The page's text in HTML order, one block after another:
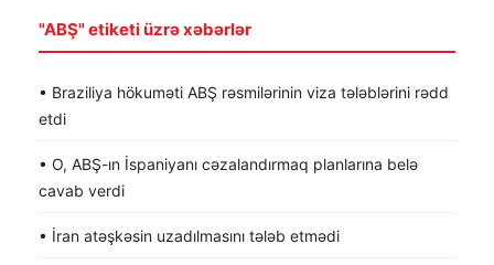
"ABŞ" etiketi üzrə xəbərlər
• Braziliya hökuməti ABŞ rəsmilərinin viza tələblərini rədd
etdi
• O, ABŞ-ın İspaniyanı cəzalandırmaq planlarına belə
cavab verdi
• İran atəşkəsin uzadılmasını tələb etmədi